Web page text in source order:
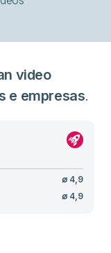
video
e empresas.
∅ 4,9
∅ 4,9